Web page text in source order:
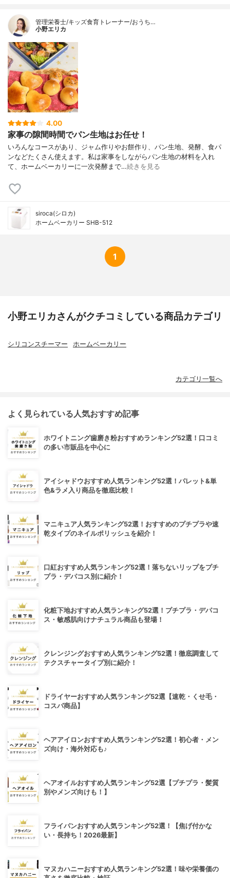
管理栄養士/キッズ食育トレーナー/おうち…
小野エリカ
4.00
家事の隙間時間でパン生地はお任せ！
いろんなコースがあり、ジャム作りやお餅作り、パン生地、発酵、食パ
ンなどたくさん使えます。私は家事をしながらパン生地の材料を入れ
て、ホームベーカリーに一次発酵まで…続きを見る
siroca(シロカ)
ホームベーカリー SHB-512
1
小野エリカさんがクチコミしている商品カテゴリ
シリコンスチーマー ホームベーカリー
カテゴリ一覧へ
よく見られている人気おすすめ記事
ホワイトニング歯磨き粉おすすめランキング52選！口コミ
の多い市販品を中心に
アイシャドウおすすめ人気ランキング52選！パレット&単
色&ラメ入り商品を徹底比較！
マニキュア人気ランキング52選！おすすめのプチプラや速
乾タイプのネイルポリッシュを紹介！
口紅おすすめ人気ランキング52選！落ちないリップをプチ
プラ・デパコス別に紹介！
化粧下地おすすめ人気ランキング52選！プチプラ・デパコ
ス・敏感肌向けナチュラル商品も登場！
クレンジングおすすめ人気ランキング52選！徹底調査して
テクスチャータイプ別に紹介！
ドライヤーおすすめ人気ランキング52選【速乾・くせ毛・
コスパ商品】
ヘアアイロンおすすめ人気ランキング52選！初心者・メン
ズ向け・海外対応も♪
ヘアオイルおすすめ人気ランキング52選【プチプラ・髪質
別やメンズ向けも！】
フライパンおすすめ人気ランキング52選！【焦げ付かな
い・長持ち！2026最新】
マヌカハニーおすすめ人気ランキング52選！味や栄養価の